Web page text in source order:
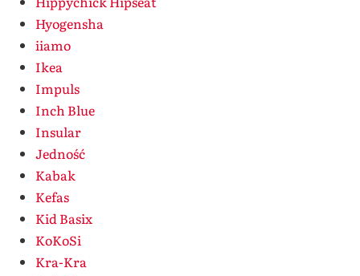
Hyogensha
iiamo
Ikea
Impuls
Inch Blue
Insular
Jedność
Kabak
Kefas
Kid Basix
KoKoSi
Kra-Kra